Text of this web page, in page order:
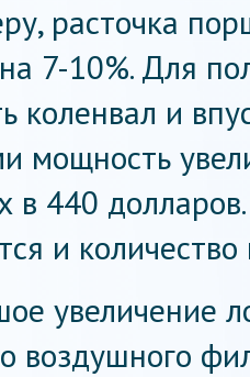
расточка
7-10%. Для
коленвал и
мощность
в 440
и
увеличение
воздушного